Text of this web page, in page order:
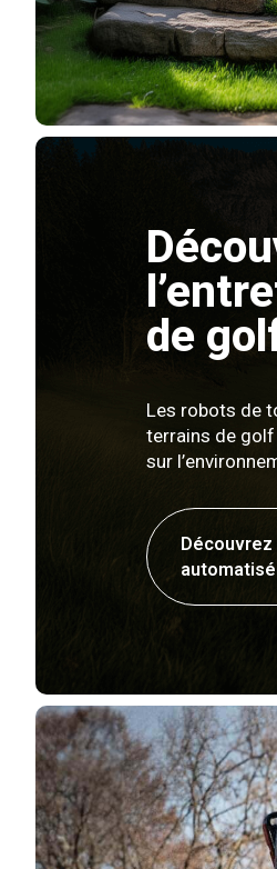
de
Les robots de
terrains de golf
sur